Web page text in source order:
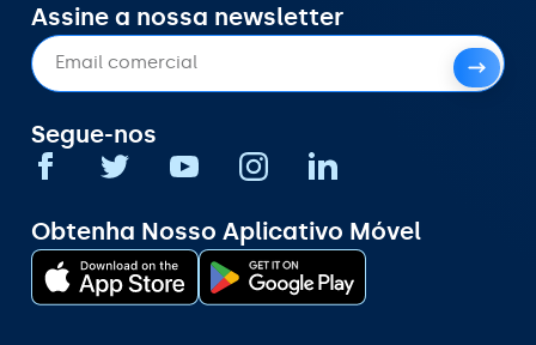
Assine a nossa newsletter
Segue-nos
Obtenha Nosso Aplicativo Móvel